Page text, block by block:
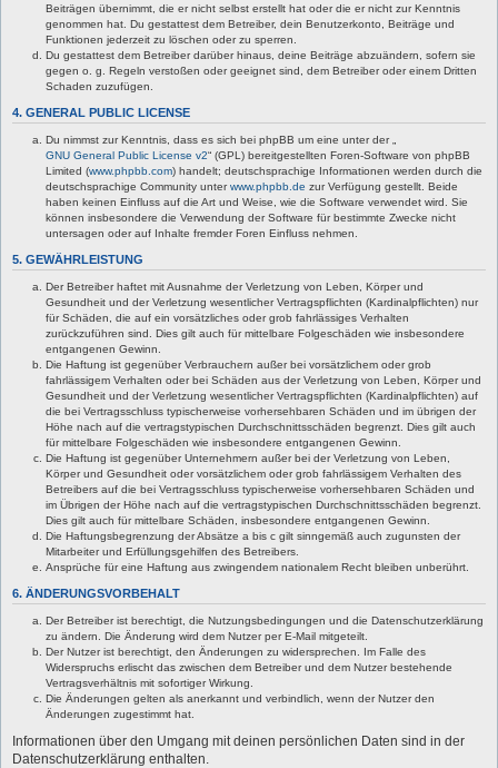
Beiträgen übernimmt, die er nicht selbst erstellt hat oder die er nicht zur Kenntnis
genommen hat. Du gestattest dem Betreiber, dein Benutzerkonto, Beiträge und
Funktionen jederzeit zu löschen oder zu sperren.
Du gestattest dem Betreiber darüber hinaus, deine Beiträge abzuändern, sofern sie
gegen o. g. Regeln verstoßen oder geeignet sind, dem Betreiber oder einem Dritten
Schaden zuzufügen.
4. GENERAL PUBLIC LICENSE
Du nimmst zur Kenntnis, dass es sich bei phpBB um eine unter der „
GNU General Public License v2“ (GPL) bereitgestellten Foren-Software von phpBB
Limited (www.phpbb.com) handelt; deutschsprachige Informationen werden durch die
deutschsprachige Community unterwww.phpbb.de zur Verfügung gestellt. Beide
haben keinen Einfluss auf die Art und Weise, wie die Software verwendet wird. Sie
können insbesondere die Verwendung der Software für bestimmte Zwecke nicht
untersagen oder auf Inhalte fremder Foren Einfluss nehmen.
5. GEWÄHRLEISTUNG
Der Betreiber haftet mit Ausnahme der Verletzung von Leben, Körper und
Gesundheit und der Verletzung wesentlicher Vertragspflichten (Kardinalpflichten) nur
für Schäden, die auf ein vorsätzliches oder grob fahrlässiges Verhalten
zurückzuführen sind. Dies gilt auch für mittelbare Folgeschäden wie insbesondere
entgangenen Gewinn.
Die Haftung ist gegenüber Verbrauchern außer bei vorsätzlichem oder grob
fahrlässigem Verhalten oder bei Schäden aus der Verletzung von Leben, Körper und
Gesundheit und der Verletzung wesentlicher Vertragspflichten (Kardinalpflichten) auf
die bei Vertragsschluss typischerweise vorhersehbaren Schäden und im übrigen der
Höhe nach auf die vertragstypischen Durchschnittsschäden begrenzt. Dies gilt auch
für mittelbare Folgeschäden wie insbesondere entgangenen Gewinn.
Die Haftung ist gegenüber Unternehmern außer bei der Verletzung von Leben,
Körper und Gesundheit oder vorsätzlichem oder grob fahrlässigem Verhalten des
Betreibers auf die bei Vertragsschluss typischerweise vorhersehbaren Schäden und
im Übrigen der Höhe nach auf die vertragstypischen Durchschnittsschäden begrenzt.
Dies gilt auch für mittelbare Schäden, insbesondere entgangenen Gewinn.
Die Haftungsbegrenzung der Absätze a bis c gilt sinngemäß auch zugunsten der
Mitarbeiter und Erfüllungsgehilfen des Betreibers.
Ansprüche für eine Haftung aus zwingendem nationalem Recht bleiben unberührt.
6. ÄNDERUNGSVORBEHALT
Der Betreiber ist berechtigt, die Nutzungsbedingungen und die Datenschutzerklärung
zu ändern. Die Änderung wird dem Nutzer per E-Mail mitgeteilt.
Der Nutzer ist berechtigt, den Änderungen zu widersprechen. Im Falle des
Widerspruchs erlischt das zwischen dem Betreiber und dem Nutzer bestehende
Vertragsverhältnis mit sofortiger Wirkung.
Die Änderungen gelten als anerkannt und verbindlich, wenn der Nutzer den
Änderungen zugestimmt hat.
Informationen über den Umgang mit deinen persönlichen Daten sind in der
Datenschutzerklärung enthalten.